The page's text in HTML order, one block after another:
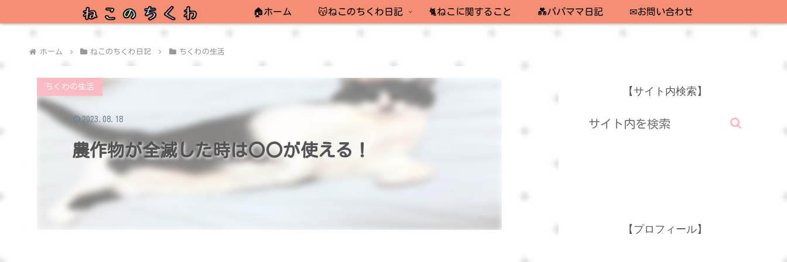
🏠ホーム 😽ねこのちくわ日記 🐈ねこに関すること 💑パパママ日記 ✉お問い合わせ
ホーム ねこのちくわ日記 ちくわの生活
農作物が全滅した時は〇〇が使える！
ちくわの生活
2023.08.18
【サイト内検索】
【プロフィール】